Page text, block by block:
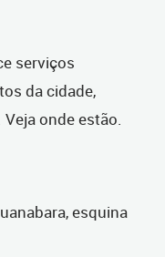
serviços
da cidade,
onde estão.
esquina